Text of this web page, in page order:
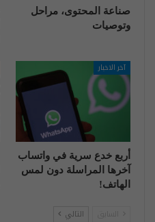
صناعة المحتوى، مراحل
وتوصيات
آخر الاخبار
أربع خدع سرية في واتساب
آخرها المراسلة دون لمس
الهاتف!
التالي